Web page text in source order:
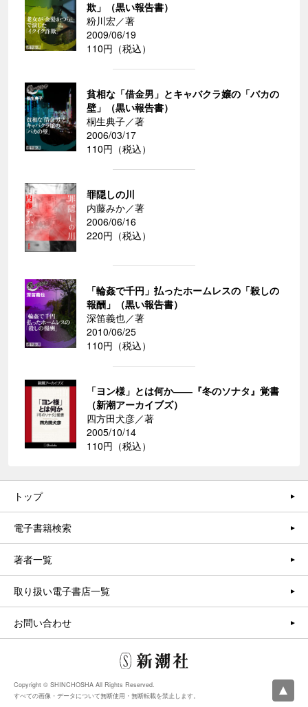
欺」（黒い報告書）
粉川宏／著
2009/06/19
110円（税込）
貧相な「借金男」とキャバクラ嬢の「バカの
壁」（黒い報告書）
桐生典子／著
2006/03/17
110円（税込）
罪隠しの川
内藤みか／著
2006/06/16
220円（税込）
「輪姦で千円」払ったホームレスの「殺しの
報酬」（黒い報告書）
深笛義也／著
2010/06/25
110円（税込）
「ヨン様」とは何か――『冬のソナタ』覚書
（新潮アーカイブズ）
四方田犬彦／著
2005/10/14
110円（税込）
トップ
電子書籍検索
著者一覧
取り扱い電子書店一覧
お問い合わせ
Copyright © SHINCHOSHA All Rights Reserved.
すべての画像・データについて無断使用・無断転載を禁止します。